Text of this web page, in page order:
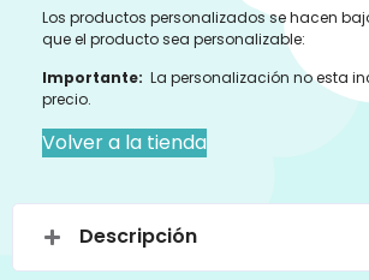
Los productos personalizados se hacen
que el producto sea personalizable:
Importante: La personalización no esta
precio.
Volver a la tienda
Descripción